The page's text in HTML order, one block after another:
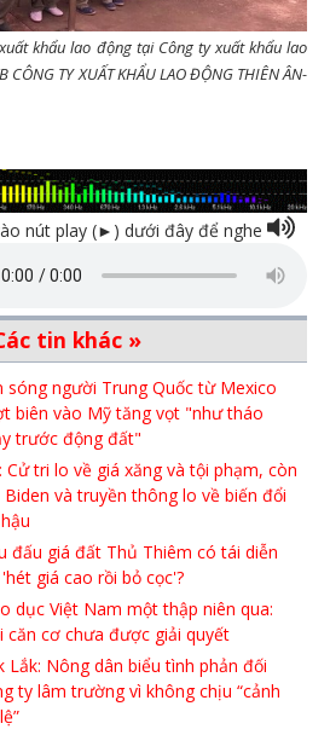
khẩu lao động tại Công ty xuất khẩu lao
TY XUẤT KHẨU LAO ĐỘNG THIÊN ÂN-
nút play (►) dưới đây để nghe
tin khác »
sóng người Trung Quốc từ Mexico
biên vào Mỹ tăng vọt "như tháo
trước động đất"
Cử tri lo về giá xăng và tội phạm, còn
Biden và truyền thông lo về biến đổi
đấu giá đất Thủ Thiêm có tái diễn
giá cao rồi bỏ cọc'?
dục Việt Nam một thập niên qua:
căn cơ chưa được giải quyết
Lắk: Nông dân biểu tình phản đối
ty lâm trường vì không chịu “cảnh